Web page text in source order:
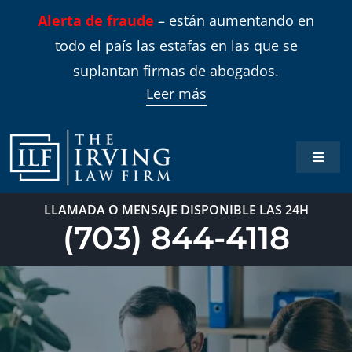
Alerta de fraude – están aumentando en
todo el país las estafas en las que se
suplantan firmas de abogados.
Leer más
Toggle
Inicio
LLAMADA O MENSAJE DISPONIBLE LAS 24H
(703) 844-4118